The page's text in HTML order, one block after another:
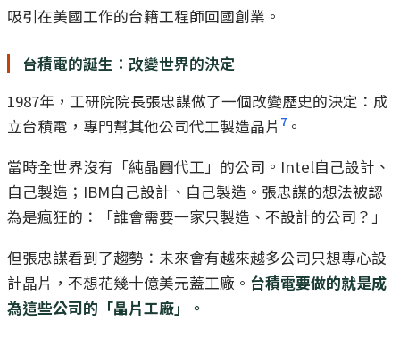
吸引在美國工作的台籍工程師回國創業。
台積電的誕生：改變世界的決定
1987年，工研院院長張忠謀做了一個改變歷史的決定：成
立台積電，專門幫其他公司代工製造晶片 7 。
當時全世界沒有「純晶圓代工」的公司。Intel自己設計、
自己製造；IBM自己設計、自己製造。張忠謀的想法被認
為是瘋狂的：「誰會需要一家只製造、不設計的公司？」
但張忠謀看到了趨勢：未來會有越來越多公司只想專心設
計晶片，不想花幾十億美元蓋工廠。 台積電要做的就是成
為這些公司的「晶片工廠」。